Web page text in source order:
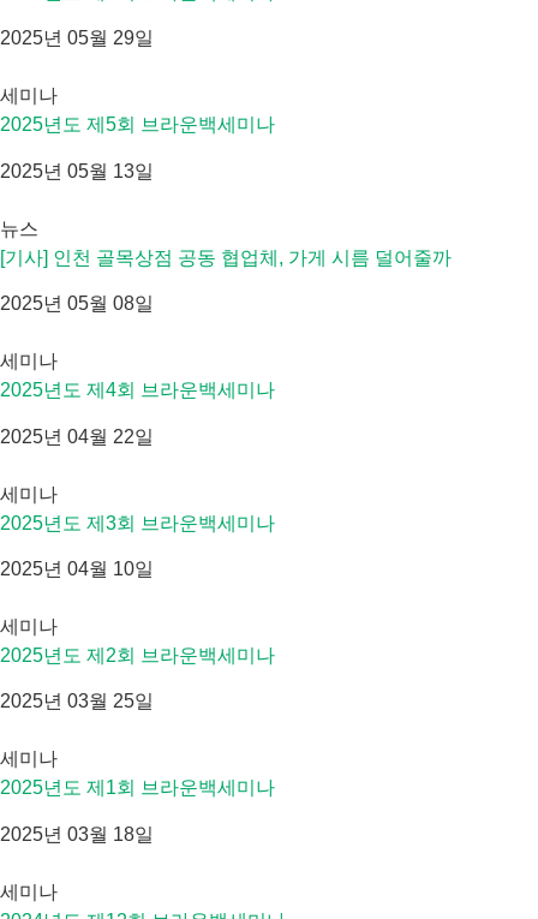
2025년 05월 29일
세미나
2025년도 제5회 브라운백세미나
2025년 05월 13일
뉴스
[기사] 인천 골목상점 공동 협업체, 가게 시름 덜어줄까
2025년 05월 08일
세미나
2025년도 제4회 브라운백세미나
2025년 04월 22일
세미나
2025년도 제3회 브라운백세미나
2025년 04월 10일
세미나
2025년도 제2회 브라운백세미나
2025년 03월 25일
세미나
2025년도 제1회 브라운백세미나
2025년 03월 18일
세미나